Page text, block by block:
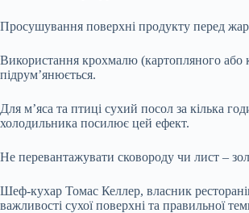
Просушування поверхні продукту перед
Використання крохмалю (картопляного або
підрум’янюється.
Для м’яса та птиці сухий посол за кілька
холодильника посилює цей ефект.
Не перевантажувати сковороду чи лист –
Шеф-кухар Томас Келлер, власник
важливості сухої поверхні та правильної